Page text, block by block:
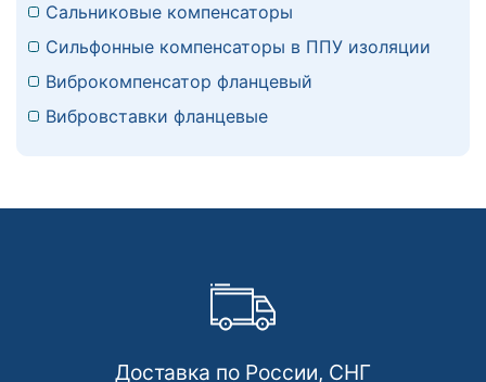
Сальниковые компенсаторы
Сильфонные компенсаторы в ППУ изоляции
Виброкомпенсатор фланцевый
Вибровставки фланцевые
Доставка по России, СНГ